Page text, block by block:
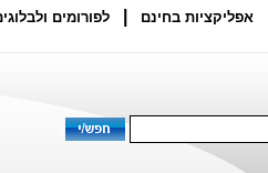
אפליקציות בחינם לפורומים